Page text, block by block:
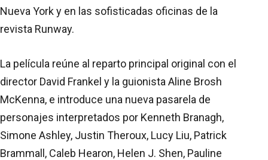
Nueva York y en las sofisticadas oficinas de la
revista Runway.
La película reúne al reparto principal original con el
director David Frankel y la guionista Aline Brosh
McKenna, e introduce una nueva pasarela de
personajes interpretados por Kenneth Branagh,
Simone Ashley, Justin Theroux, Lucy Liu, Patrick
Brammall, Caleb Hearon, Helen J. Shen, Pauline